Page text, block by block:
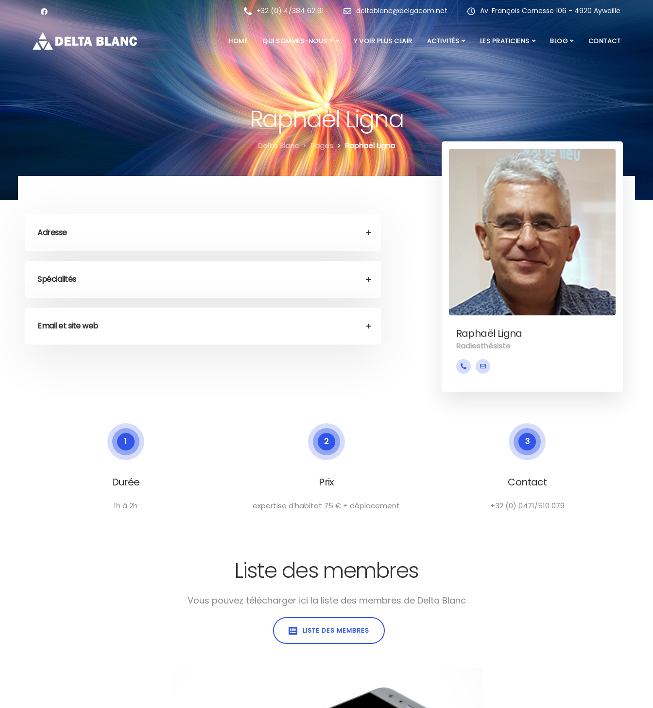
+32 (0) 4/384 62 91 deltablanc@belgacom.net Av. François Cornesse 106 - 4920 Aywaille
HOME QUI SOMMES-NOUS ? Y VOIR PLUS CLAIR ACTIVITÉS LES PRATICIENS BLOG CONTACT
Raphaël Ligna
Delta Blanc Pages Raphaël Ligna
Adresse
Spécialités
Email et site web
Raphaël Ligna
Radiesthésiste
+32 471 51 00 79
raphael.ligna@gmail.com
1
Durée
1h à 2h
2
Prix
expertise d’habitat 75 € + déplacement
3
Contact
+32 (0) 0471/510 079
Liste des membres
Vous pouvez télécharger ici la liste des membres de Delta Blanc
LISTE DES MEMBRES